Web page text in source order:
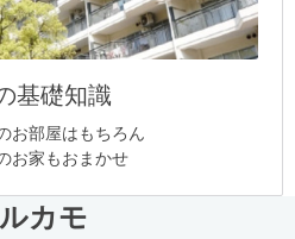
基礎知識
お部屋はもちろん
お家もおまかせ
カモ